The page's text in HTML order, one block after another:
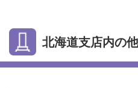
北海道支店内の